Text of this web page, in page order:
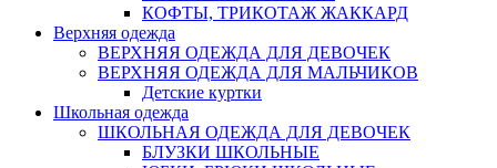
КОФТЫ, ТРИКОТАЖ ЖАККАРД
Верхняя одежда
ВЕРХНЯЯ ОДЕЖДА ДЛЯ ДЕВОЧЕК
ВЕРХНЯЯ ОДЕЖДА ДЛЯ МАЛЬЧИКОВ
Детские куртки
Школьная одежда
ШКОЛЬНАЯ ОДЕЖДА ДЛЯ ДЕВОЧЕК
БЛУЗКИ ШКОЛЬНЫЕ